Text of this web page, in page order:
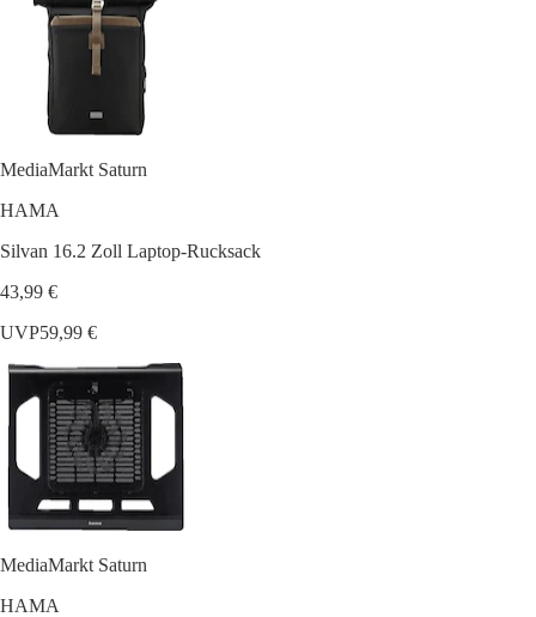
MediaMarkt Saturn
HAMA
Silvan 16.2 Zoll Laptop-Rucksack
43,99 €
UVP59,99 €
MediaMarkt Saturn
HAMA